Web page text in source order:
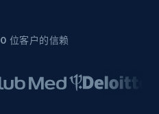
位客户的信赖